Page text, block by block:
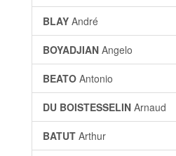
BLAY André
BOYADJIAN Angelo
BEATO Antonio
DU BOISTESSELIN Arnaud
BATUT Arthur